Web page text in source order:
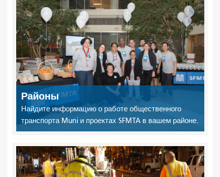
Районы
Найдите информацию о работе общественного
транспорта Muni и проектах SFMTA в вашем районе.